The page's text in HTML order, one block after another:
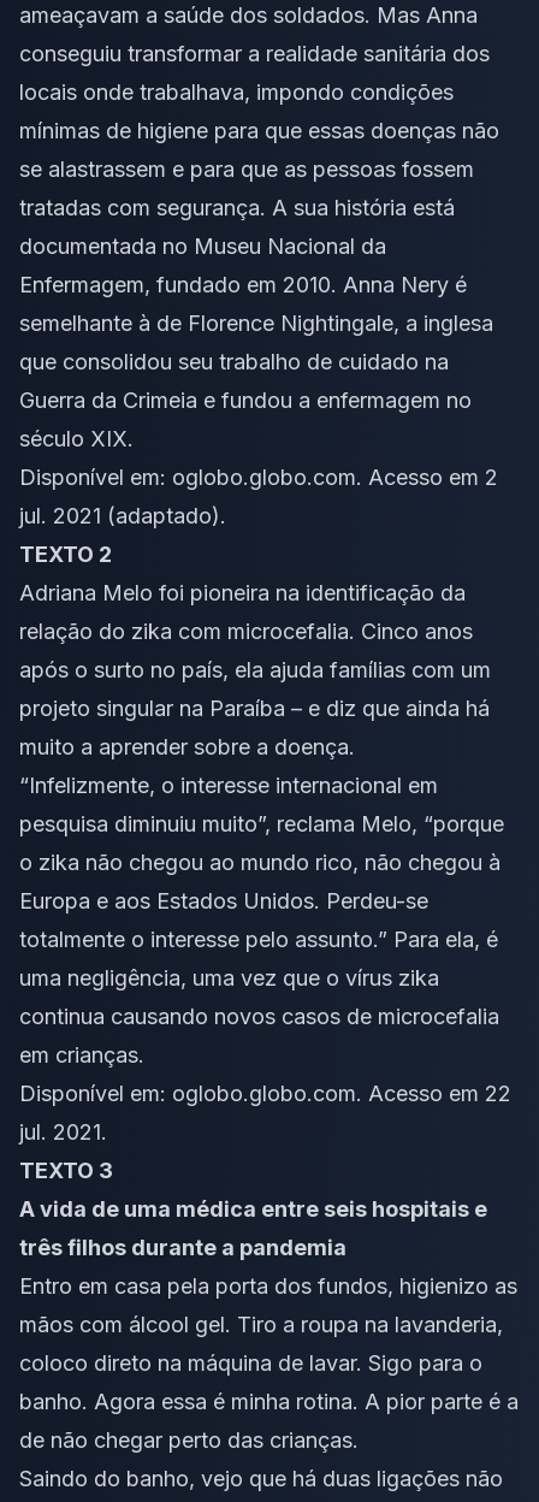
ameaçavam a saúde dos soldados. Mas Anna
conseguiu transformar a realidade sanitária dos
locais onde trabalhava, impondo condições
mínimas de higiene para que essas doenças não
se alastrassem e para que as pessoas fossem
tratadas com segurança. A sua história está
documentada no Museu Nacional da
Enfermagem, fundado em 2010. Anna Nery é
semelhante à de Florence Nightingale, a inglesa
que consolidou seu trabalho de cuidado na
Guerra da Crimeia e fundou a enfermagem no
século XIX.
Disponível em: oglobo.globo.com. Acesso em 2
jul. 2021 (adaptado).
TEXTO 2
Adriana Melo foi pioneira na identificação da
relação do zika com microcefalia. Cinco anos
após o surto no país, ela ajuda famílias com um
projeto singular na Paraíba – e diz que ainda há
muito a aprender sobre a doença.
“Infelizmente, o interesse internacional em
pesquisa diminuiu muito”, reclama Melo, “porque
o zika não chegou ao mundo rico, não chegou à
Europa e aos Estados Unidos. Perdeu-se
totalmente o interesse pelo assunto.” Para ela, é
uma negligência, uma vez que o vírus zika
continua causando novos casos de microcefalia
em crianças.
Disponível em: oglobo.globo.com. Acesso em 22
jul. 2021.
TEXTO 3
A vida de uma médica entre seis hospitais e
três filhos durante a pandemia
Entro em casa pela porta dos fundos, higienizo as
mãos com álcool gel. Tiro a roupa na lavanderia,
coloco direto na máquina de lavar. Sigo para o
banho. Agora essa é minha rotina. A pior parte é a
de não chegar perto das crianças.
Saindo do banho, vejo que há duas ligações não